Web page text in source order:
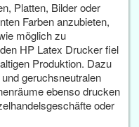
Platten, Bilder oder
Farben anzubieten,
möglich zu
HP Latex Drucker fiel
Produktion. Dazu
geruchsneutralen
ebenso drucken
oder